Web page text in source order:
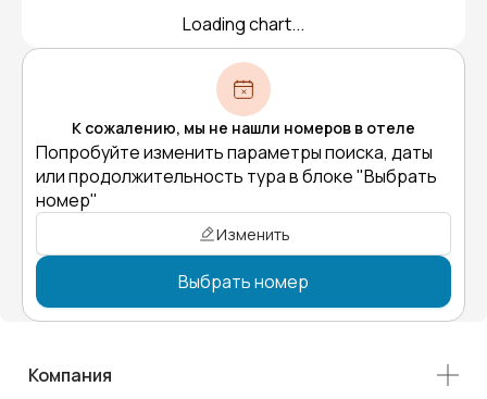
Loading chart...
К сожалению, мы не нашли номеров в отеле
Попробуйте изменить параметры поиска, даты
или продолжительность тура в блоке "Выбрать
номер"
Изменить
Выбрать номер
Компания